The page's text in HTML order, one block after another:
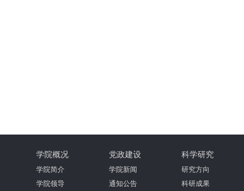
学院概况
学院简介
学院领导
党政建设
学院新闻
通知公告
科学研究
研究方向
科研成果